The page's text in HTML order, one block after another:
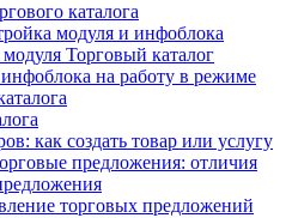
каталога
модуля и инфоблока
Торговый каталог
на работу в режиме
как создать товар или услугу
предложения: отличия
торговых предложений